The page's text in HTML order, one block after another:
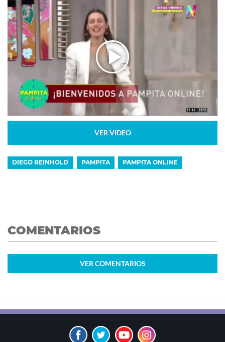
VER VIDEO
DIEGO REINHOLD PAMPITA PAMPITA ONLINE
COMENTARIOS
VER COMENTARIOS